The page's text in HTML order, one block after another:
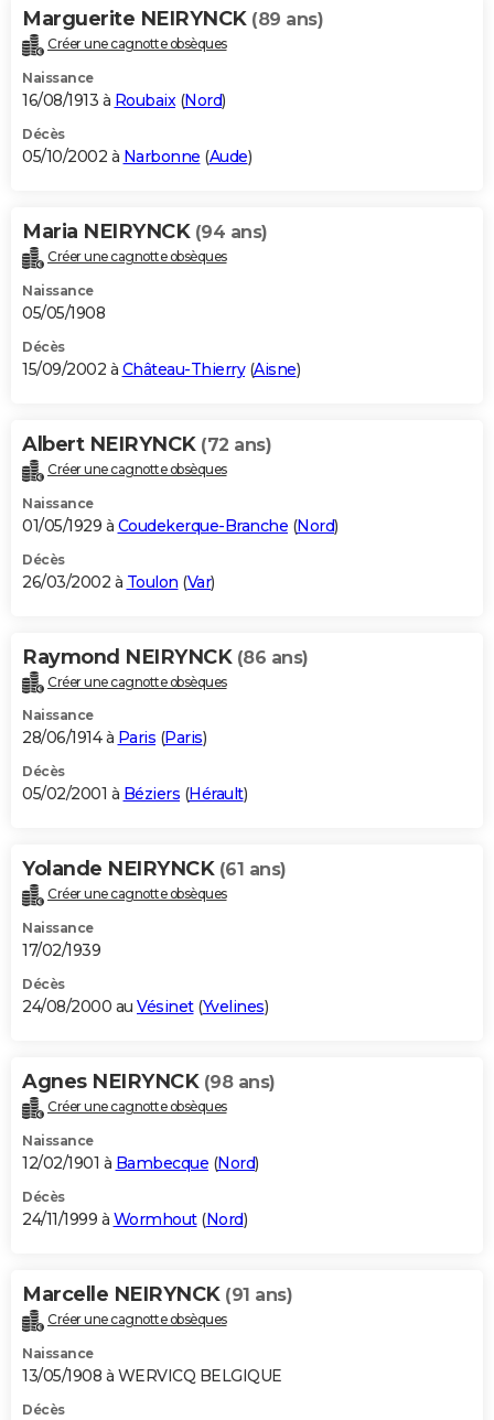
Marguerite NEIRYNCK (89 ans)
Créer une cagnotte obsèques
Naissance
16/08/1913 à Roubaix(Nord)
Décès
05/10/2002 à Narbonne (Aude)
Maria NEIRYNCK (94 ans)
Créer une cagnotte obsèques
Naissance
05/05/1908
Décès
15/09/2002 à Château-Thierry(Aisne)
Albert NEIRYNCK (72 ans)
Créer une cagnotte obsèques
Naissance
01/05/1929 à Coudekerque-Branche (Nord)
Décès
26/03/2002 à Toulon (Var)
Raymond NEIRYNCK (86 ans)
Créer une cagnotte obsèques
Naissance
28/06/1914 à Paris (Paris)
Décès
05/02/2001 à Béziers (Hérault)
Yolande NEIRYNCK (61 ans)
Créer une cagnotte obsèques
Naissance
17/02/1939
Décès
24/08/2000 au Vésinet(Yvelines)
Agnes NEIRYNCK (98 ans)
Créer une cagnotte obsèques
Naissance
12/02/1901 à Bambecque (Nord)
Décès
24/11/1999 à Wormhout(Nord)
Marcelle NEIRYNCK (91 ans)
Créer une cagnotte obsèques
Naissance
13/05/1908 à WERVICQ BELGIQUE
Décès